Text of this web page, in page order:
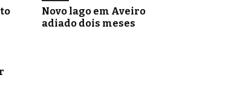
Novo lago em Aveiro
adiado dois meses